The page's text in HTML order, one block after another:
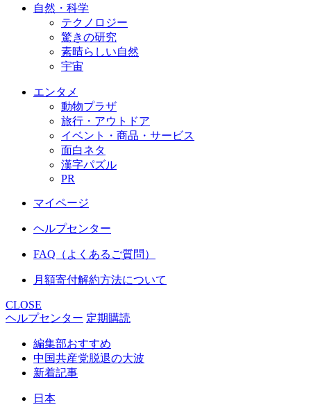
自然・科学
テクノロジー
驚きの研究
素晴らしい自然
宇宙
エンタメ
動物プラザ
旅行・アウトドア
イベント・商品・サービス
面白ネタ
漢字パズル
PR
マイページ
ヘルプセンター
FAQ（よくあるご質問）
月額寄付解約方法について
CLOSE
ヘルプセンター 定期購読
編集部おすすめ
中国共産党脱退の大波
新着記事
日本